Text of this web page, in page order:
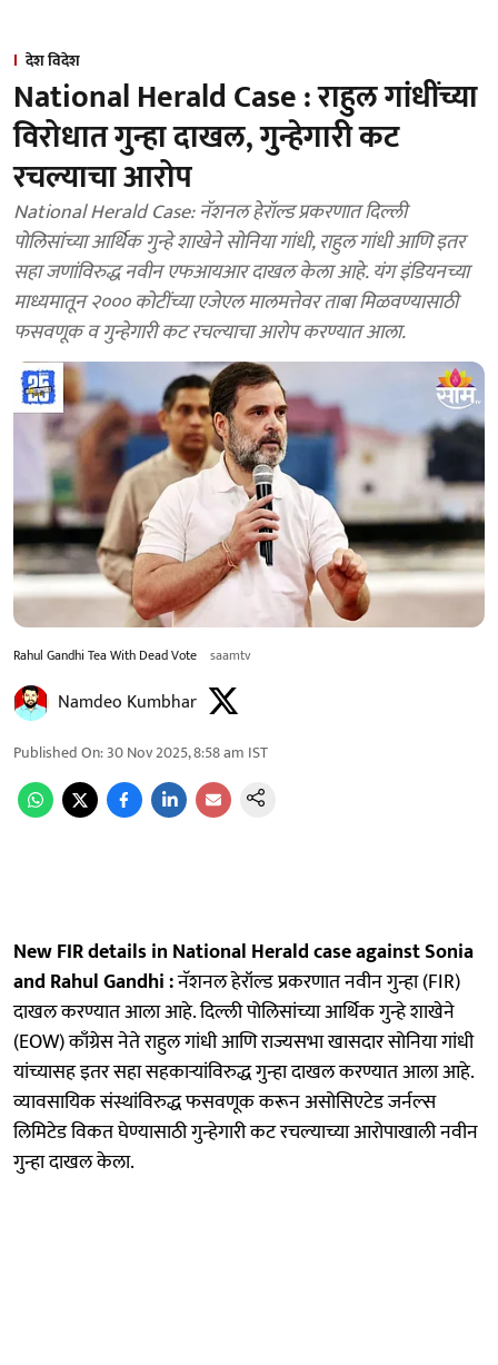
देश विदेश
National Herald Case : राहुल गांधींच्या
विरोधात गुन्हा दाखल, गुन्हेगारी कट
रचल्याचा आरोप
National Herald Case: नॅशनल हेरॉल्ड प्रकरणात दिल्ली
पोलिसांच्या आर्थिक गुन्हे शाखेने सोनिया गांधी, राहुल गांधी आणि इतर
सहा जणांविरुद्ध नवीन एफआयआर दाखल केला आहे. यंग इंडियनच्या
माध्यमातून २००० कोटींच्या एजेएल मालमत्तेवर ताबा मिळवण्यासाठी
फसवणूक व गुन्हेगारी कट रचल्याचा आरोप करण्यात आला.
Rahul Gandhi Tea With Dead Vote saamtv
Namdeo Kumbhar
Published On:30 Nov 2025, 8:58 am IST
New FIR details in National Herald case against Sonia
and Rahul Gandhi :नॅशनल हेरॉल्ड प्रकरणात नवीन गुन्हा (FIR)
दाखल करण्यात आला आहे. दिल्ली पोलिसांच्या आर्थिक गुन्हे शाखेने
(EOW) काँग्रेस नेते राहुल गांधी आणि राज्यसभा खासदार सोनिया गांधी
यांच्यासह इतर सहा सहकाऱ्यांविरुद्ध गुन्हा दाखल करण्यात आला आहे.
व्यावसायिक संस्थांविरुद्ध फसवणूक करून असोसिएटेड जर्नल्स
लिमिटेड विकत घेण्यासाठी गुन्हेगारी कट रचल्याच्या आरोपाखाली नवीन
गुन्हा दाखल केला.